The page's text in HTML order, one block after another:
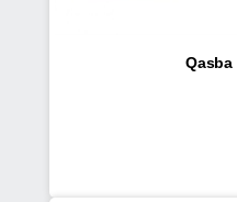
Qasba